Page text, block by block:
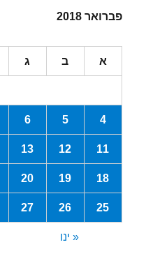
פברואר 2018
א ב ג
4
5
6
11
12
13
18
19
20
25
26
27
« ינו